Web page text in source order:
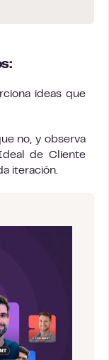
ideas que
no, y observa
de Cliente
iteración.